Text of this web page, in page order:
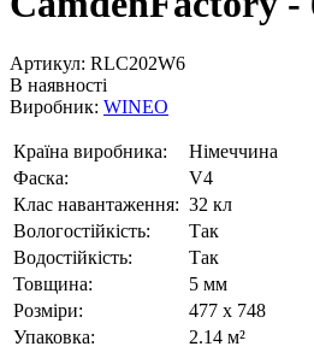
Артикул: RLC202W6
В наявності
Виробник: WINEO
Країна виробника:
Німеччина
Фаска:
V4
Клас навантаження: 32 кл
Вологостійкість:
Так
Водостійкість:
Так
Товщина:
5 мм
Розміри:
477 x 748
Упаковка:
2.14 м²